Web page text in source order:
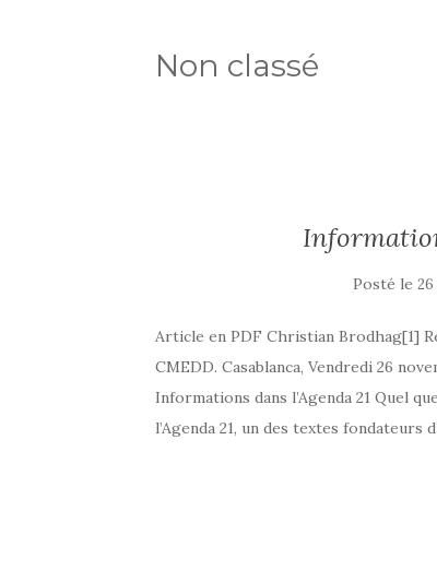
Non classé
Posté le 26
Article en PDF Christian Brodhag[1]
CMEDD. Casablanca, Vendredi 26
Informations dans l’Agenda 21 Quel
l’Agenda 21, un des textes